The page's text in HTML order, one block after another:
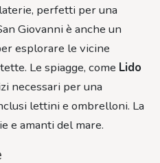
perfetti per una
Giovanni è anche un
esplorare le vicine
Le spiagge, come Lido
necessari per una
lettini e ombrelloni. La
e amanti del mare.